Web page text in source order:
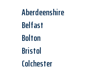
Aberdeenshire
Belfast
Bolton
Bristol
Colchester